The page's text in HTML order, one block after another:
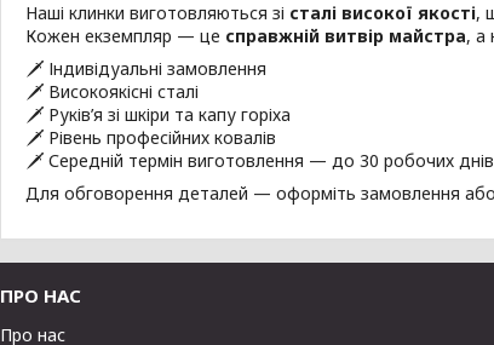
Наші клинки виготовляються зі сталі високої якості,
Кожен екземпляр — це справжній витвір майстра, а
🗡 Індивідуальні замовлення
🗡 Високоякісні сталі
🗡 Руків’я зі шкіри та капу горіха
🗡 Рівень професійних ковалів
🗡 Середній термін виготовлення — до 30 робочих днів
Для обговорення деталей — оформіть замовлення
ПРО НАС
Про нас